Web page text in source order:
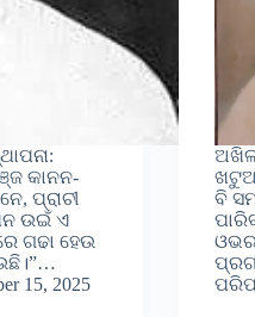
କାନନ-
ପ୍ରାଚୀ
ଉଇଁ ଏ
ଗଢା ହେଉ
15, 2025
ଖଟୁଆ
ବି